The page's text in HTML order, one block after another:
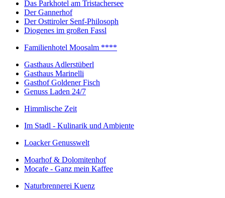
Das Parkhotel am Tristachersee
Der Gannerhof
Der Osttiroler Senf-Philosoph
Diogenes im großen Fassl
Familienhotel Moosalm ****
Gasthaus Adlerstüberl
Gasthaus Marinelli
Gasthof Goldener Fisch
Genuss Laden 24/7
Himmlische Zeit
Im Stadl - Kulinarik und Ambiente
Loacker Genusswelt
Moarhof & Dolomitenhof
Mocafe - Ganz mein Kaffee
Naturbrennerei Kuenz